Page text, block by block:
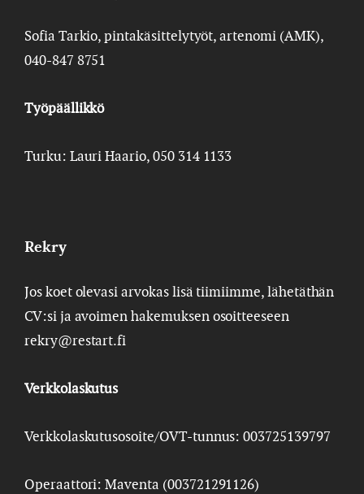
Sofia Tarkio, pintakäsittelytyöt, artenomi (AMK),
040-847 8751
Työpäällikkö
Turku: Lauri Haario, 050 314 1133
Rekry
Jos koet olevasi arvokas lisä tiimiimme, lähetäthän
CV:si ja avoimen hakemuksen osoitteeseen
rekry@restart.fi
Verkkolaskutus
Verkkolaskutusosoite/OVT-tunnus: 003725139797
Operaattori: Maventa (003721291126)